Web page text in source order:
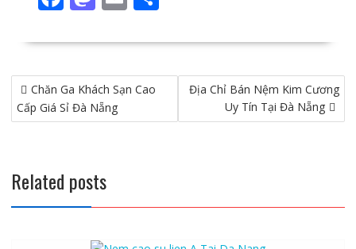
ac
e
b
o
o
as
to
d
o
n
m
ai
l
ar
e
Điều
hướng
bài
Chăn Ga Khách Sạn Cao
Cấp Giá Sỉ Đà Nẵng
Địa Chỉ Bán Nệm Kim Cương
Uy Tín Tại Đà Nẵng
Related posts